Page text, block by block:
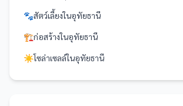
🐾สัตว์เลี้ยงในอุทัยธานี
🏗️ก่อสร้างในอุทัยธานี
☀️โซล่าเซลล์ในอุทัยธานี